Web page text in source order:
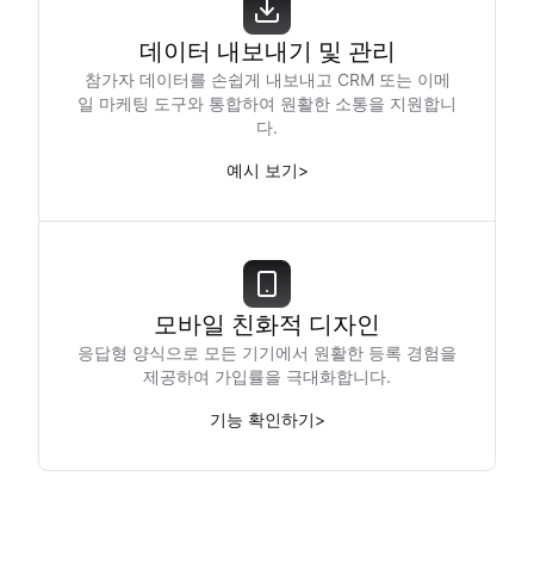
데이터 내보내기 및 관리
참가자 데이터를 손쉽게 내보내고 CRM 또는 이메
일 마케팅 도구와 통합하여 원활한 소통을 지원합니
다.
예시 보기>
모바일 친화적 디자인
응답형 양식으로 모든 기기에서 원활한 등록 경험을
제공하여 가입률을 극대화합니다.
기능 확인하기>